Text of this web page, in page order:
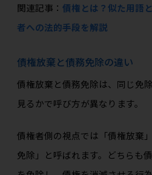
関連記事： 債権とは？似た用語
者への法的手段を解説
債権放棄と債務免除の違い
債権放棄と債務免除は、同じ免
見るかで呼び方が異なります。
債権者側の視点では「債権放棄
免除」と呼ばれます。どちらも